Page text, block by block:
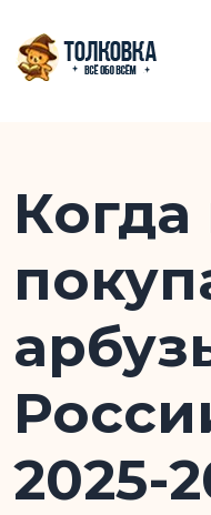
2025-